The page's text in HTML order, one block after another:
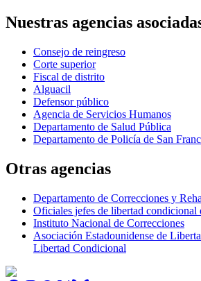
Nuestras agencias
Consejo de reingreso
Corte superior
Fiscal de distrito
Alguacil
Defensor público
Agencia de Servicios Humanos
Departamento de Salud Pública
Departamento de Policía de San
Otras agencias
Departamento de Correcciones y
Oficiales jefes de libertad condicional
Instituto Nacional de Correcciones
Asociación Estadounidense de
Libertad Condicional